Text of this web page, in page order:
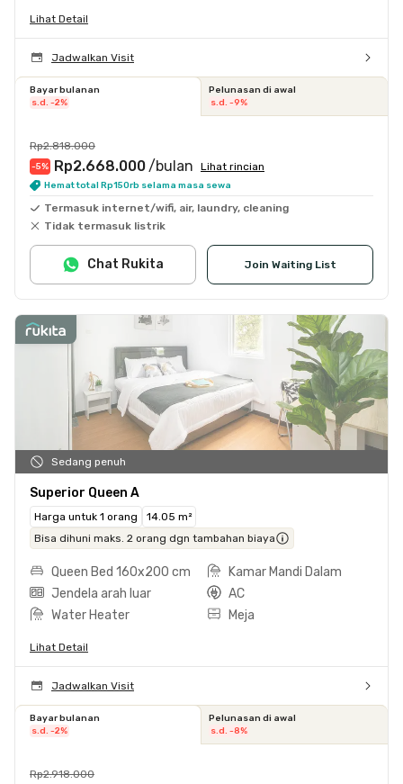
Lihat Detail
Jadwalkan Visit
Bayar bulanan
s.d. -2%
Pelunasan di awal
s.d. -9%
Rp2.818.000
-5% Rp2.668.000 /bulan Lihat rincian
Hemat total Rp150rb selama masa sewa
Termasuk internet/wifi, air, laundry, cleaning
Tidak termasuk listrik
Join Waiting List
Chat Rukita
Sedang penuh
Superior Queen A
Harga untuk 1 orang
14.05 m²
Bisa dihuni maks. 2 orang dgn tambahan biaya
Queen Bed 160x200 cm
Kamar Mandi Dalam
Jendela arah luar
AC
Water Heater
Meja
Lihat Detail
Jadwalkan Visit
Bayar bulanan
s.d. -2%
Pelunasan di awal
s.d. -8%
Rp2.918.000